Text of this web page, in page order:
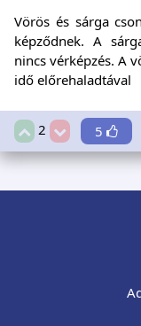
Vörös és sárga
képződnek. A
nincs vérképzés. A
idő előrehaladtával
2 5